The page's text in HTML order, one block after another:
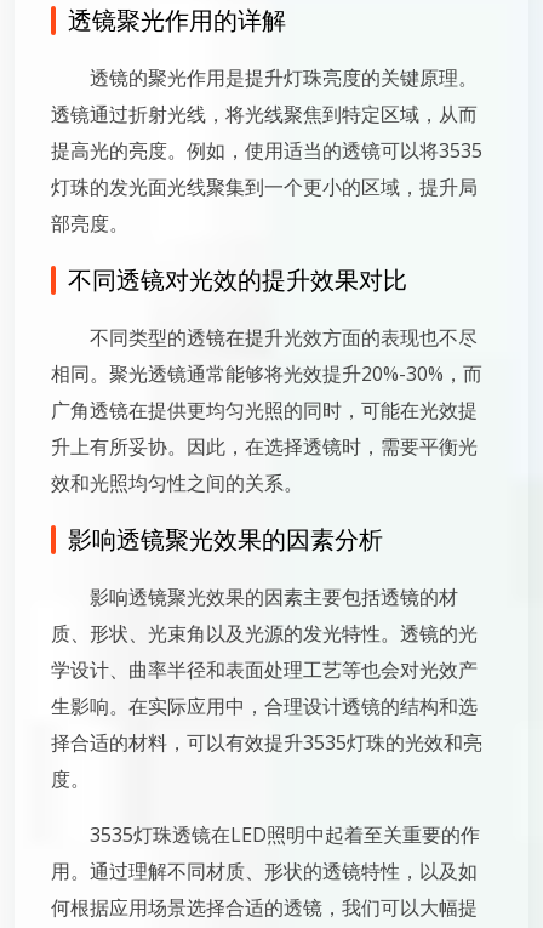
透镜聚光作用的详解
透镜的聚光作用是提升灯珠亮度的关键原理。
透镜通过折射光线，将光线聚焦到特定区域，从而
提高光的亮度。例如，使用适当的透镜可以将3535
灯珠的发光面光线聚集到一个更小的区域，提升局
部亮度。
不同透镜对光效的提升效果对比
不同类型的透镜在提升光效方面的表现也不尽
相同。聚光透镜通常能够将光效提升20%-30%，而
广角透镜在提供更均匀光照的同时，可能在光效提
升上有所妥协。因此，在选择透镜时，需要平衡光
效和光照均匀性之间的关系。
影响透镜聚光效果的因素分析
影响透镜聚光效果的因素主要包括透镜的材
质、形状、光束角以及光源的发光特性。透镜的光
学设计、曲率半径和表面处理工艺等也会对光效产
生影响。在实际应用中，合理设计透镜的结构和选
择合适的材料，可以有效提升3535灯珠的光效和亮
度。
3535灯珠透镜在LED照明中起着至关重要的作
用。通过理解不同材质、形状的透镜特性，以及如
何根据应用场景选择合适的透镜，我们可以大幅提